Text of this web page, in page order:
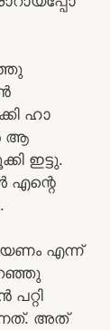
ഹാ
ആ
ഇട്ടു.
എന്റെ
എന്ന്
അത്